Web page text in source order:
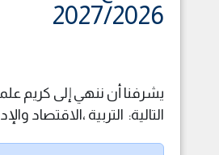
2027/2026
يشرفنا أن ننهي إلى كريم
التالية: التربية ،الاقتصاد